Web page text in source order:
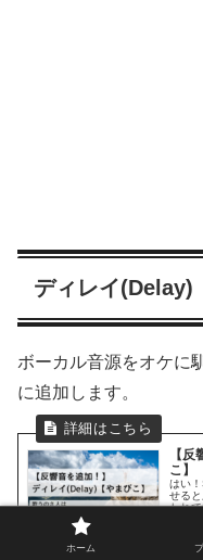
ディレイ(Delay)
ボーカル音源をオケに
に追加します。
【
こ】
はい
せる
われ
音・
ボー
sahitoblog.com
ホーム